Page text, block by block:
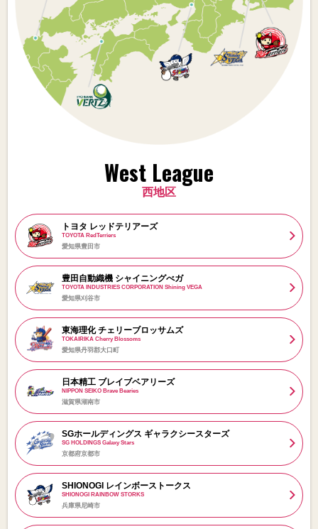
West League
西地区
トヨタ レッドテリアーズ
TOYOTA RedTerriers
愛知県豊田市
豊田自動織機 シャイニングべガ
TOYOTA INDUSTRIES CORPORATION Shining VEGA
愛知県刈谷市
東海理化 チェリーブロッサムズ
TOKAIRIKA Cherry Blossoms
愛知県丹羽郡大口町
日本精工 ブレイブベアリーズ
NIPPON SEIKO Brave Bearies
滋賀県湖南市
SGホールディングス ギャラクシースターズ
SG HOLDINGS Galaxy Stars
京都府京都市
SHIONOGI レインボーストークス
SHIONOGI RAINBOW STORKS
兵庫県尼崎市